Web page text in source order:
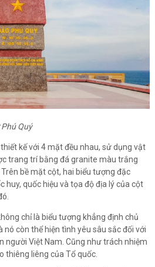
Quý
kế với 4 mặt đều nhau, sử dụng vật
trang trí bằng đá granite màu trắng
bề mặt cột, hai biểu tượng đặc
huy, quốc hiệu và tọa độ địa lý của cột
chỉ là biểu tượng khẳng định chủ
nó còn thể hiện tình yêu sâu sắc đối với
người Việt Nam. Cũng như trách nhiệm
thiêng liêng của Tổ quốc.